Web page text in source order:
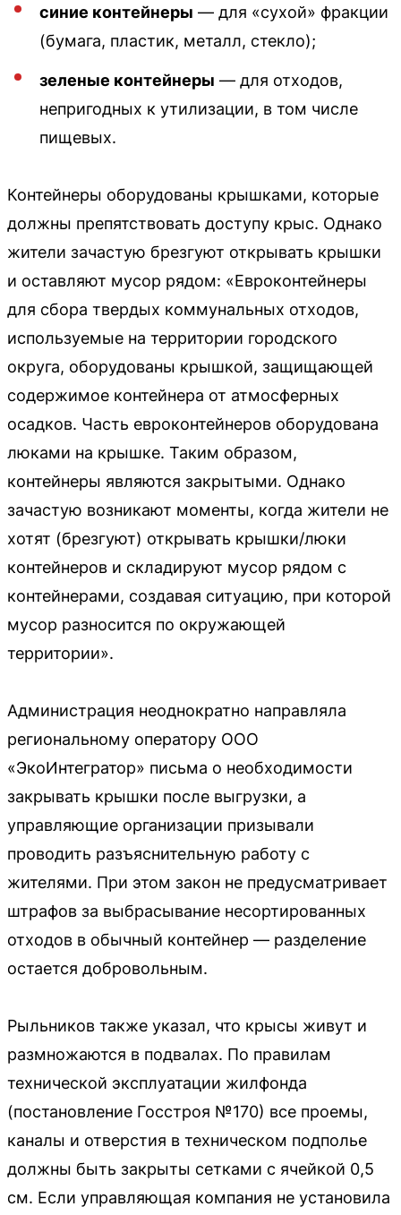
синие контейнеры — для «сухой» фракции
(бумага, пластик, металл, стекло);
зеленые контейнеры — для отходов,
непригодных к утилизации, в том числе
пищевых.
Контейнеры оборудованы крышками, которые
должны препятствовать доступу крыс. Однако
жители зачастую брезгуют открывать крышки
и оставляют мусор рядом: «Евроконтейнеры
для сбора твердых коммунальных отходов,
используемые на территории городского
округа, оборудованы крышкой, защищающей
содержимое контейнера от атмосферных
осадков. Часть евроконтейнеров оборудована
люками на крышке. Таким образом,
контейнеры являются закрытыми. Однако
зачастую возникают моменты, когда жители не
хотят (брезгуют) открывать крышки/люки
контейнеров и складируют мусор рядом с
контейнерами, создавая ситуацию, при которой
мусор разносится по окружающей
территории».
Администрация неоднократно направляла
региональному оператору ООО
«ЭкоИнтегратор» письма о необходимости
закрывать крышки после выгрузки, а
управляющие организации призывали
проводить разъяснительную работу с
жителями. При этом закон не предусматривает
штрафов за выбрасывание несортированных
отходов в обычный контейнер — разделение
остается добровольным.
Рыльников также указал, что крысы живут и
размножаются в подвалах. По правилам
технической эксплуатации жилфонда
(постановление Госстроя №170) все проемы,
каналы и отверстия в техническом подполье
должны быть закрыты сетками с ячейкой 0,5
см. Если управляющая компания не установила